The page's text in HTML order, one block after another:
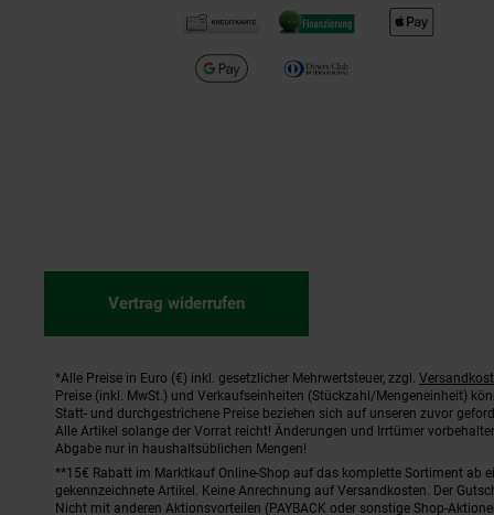
Vertrag widerrufen
Fußnoten
*Alle Preise in Euro (€) inkl. gesetzlicher Mehrwertsteuer, zzgl.
Preise (inkl. MwSt.) und Verkaufseinheiten (Stückzahl/Mengeneinheit)
Statt- und durchgestrichene Preise beziehen sich auf unseren zuvor
Alle Artikel solange der Vorrat reicht! Änderungen und Irrtümer
Abgabe nur in haushaltsüblichen Mengen!
**15€ Rabatt im Marktkauf Online-Shop auf das komplette Sortiment ab
gekennzeichnete Artikel. Keine Anrechnung auf Versandkosten. Der
Nicht mit anderen Aktionsvorteilen (PAYBACK oder sonstige Shop-